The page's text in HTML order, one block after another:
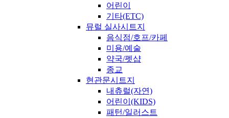
어린이
기타(ETC)
뮤럴 실사시트지
음식점/호프/카페
미용/예술
약국/펫샵
종교
현관문시트지
내츄럴(자연)
어린이(KIDS)
패턴/일러스트